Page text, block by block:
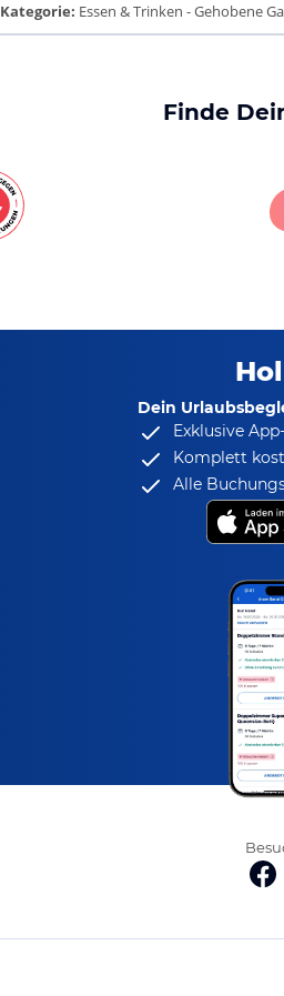
Kategorie: Essen & Trinken - Gehobene
Finde
Dein
Exklusive
Komplett
Alle